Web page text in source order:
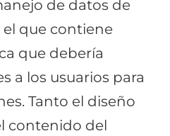
de datos de
que contiene
que debería
a los usuarios para
Tanto el diseño
contenido del